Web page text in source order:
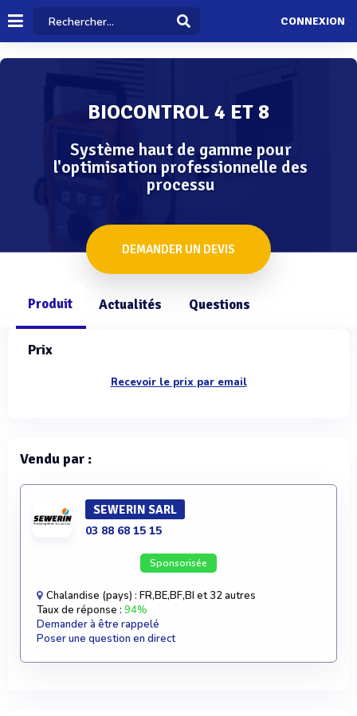
CONNEXION
BIOCONTROL 4 ET 8
Système haut de gamme pour
l'optimisation professionnelle des
processu
DEMANDER UN DEVIS
Produit Actualités Questions
Prix
Recevoir le prix par email
Vendu par :
SEWERIN SARL
03 88 68 15 15
Sponsorisée
Chalandise (pays) : FR,BE,BF,BI et 32 autres
Taux de réponse : 94%
Demander à être rappelé
Poser une question en direct